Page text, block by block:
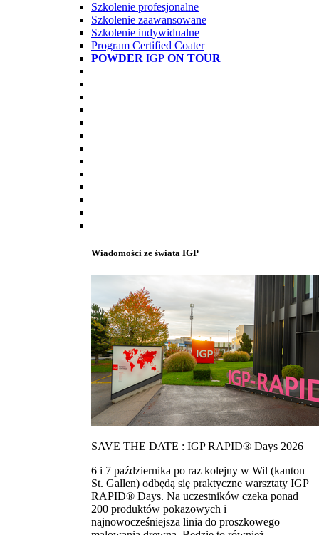
Szkolenie profesjonalne
Szkolenie zaawansowane
Szkolenie indywidualne
Program Certified Coater
POWDER IGP ON TOUR
Wiadomości ze świata IGP
SAVE THE DATE : IGP RAPID® Days 2026
6 i 7 października po raz kolejny w Wil (kanton
St. Gallen) odbędą się praktyczne warsztaty IGP
RAPID® Days. Na uczestników czeka ponad
200 produktów pokazowych i
najnowocześniejsza linia do proszkowego